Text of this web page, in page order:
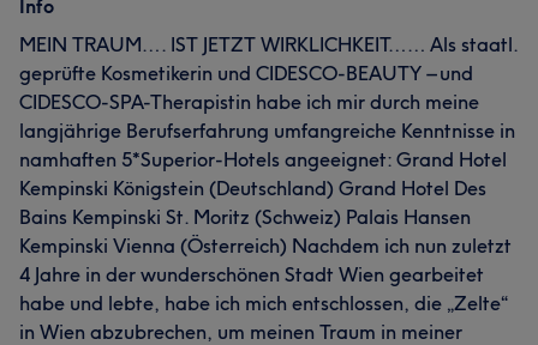
Info
MEIN TRAUM…. IST JETZT WIRKLICHKEIT…… Als staatl.
geprüfte Kosmetikerin und CIDESCO-BEAUTY – und
CIDESCO-SPA-Therapistin habe ich mir durch meine
langjährige Berufserfahrung umfangreiche Kenntnisse in
namhaften 5*Superior-Hotels angeeignet: Grand Hotel
Kempinski Königstein (Deutschland) Grand Hotel Des
Bains Kempinski St. Moritz (Schweiz) Palais Hansen
Kempinski Vienna (Österreich) Nachdem ich nun zuletzt
4 Jahre in der wunderschönen Stadt Wien gearbeitet
habe und lebte, habe ich mich entschlossen, die „Zelte“
in Wien abzubrechen, um meinen Traum in meiner